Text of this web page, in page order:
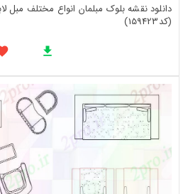
دانلود نقشه بلوک مبلمان انواع مختلف مبل
(کد159423)